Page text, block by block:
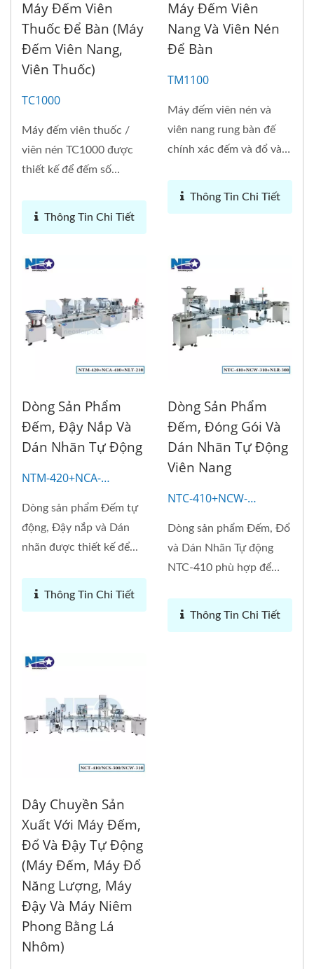
Máy Đếm Viên
Thuốc Để Bàn (máy
Đếm Viên Nang,
Viên Thuốc)
TC1000
Máy đếm viên thuốc /
viên nén TC1000 được
thiết kế để đếm số
Thông Tin Chi Tiết
Máy Đếm Viên
Nang Và Viên Nén
Để Bàn
TM1100
Máy đếm viên nén và
viên nang rung bàn đế
chính xác đếm và đổ vào
Thông Tin Chi Tiết
Dòng Sản Phẩm
Đếm, Đậy Nắp Và
Dán Nhãn Tự Động
NTM-420+NCA-
Dòng sản phẩm Đếm tự
động, Đậy nắp và Dán
nhãn được thiết kế để...
Thông Tin Chi Tiết
Dòng Sản Phẩm
Đếm, Đóng Gói Và
Dán Nhãn Tự Động
Viên Nang
NTC-410+NCW-
Dòng sản phẩm Đếm, Đổ
và Dán Nhãn Tự động
NTC-410 phù hợp để
Thông Tin Chi Tiết
Dây Chuyền Sản
Xuất Với Máy Đếm,
Đổ Và Đậy Tự Động
(Máy Đếm, Máy Đổ
Năng Lượng, Máy
Đậy Và Máy Niêm
Phong Bằng Lá
Nhôm)